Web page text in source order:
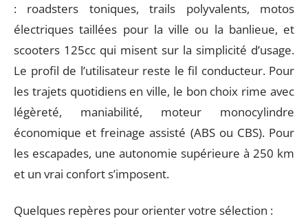
: roadsters toniques, trails polyvalents, motos
électriques taillées pour la ville ou la banlieue, et
scooters 125cc qui misent sur la simplicité d’usage.
Le profil de l’utilisateur reste le fil conducteur. Pour
les trajets quotidiens en ville, le bon choix rime avec
légèreté, maniabilité, moteur monocylindre
économique et freinage assisté (ABS ou CBS). Pour
les escapades, une autonomie supérieure à 250 km
et un vrai confort s’imposent.
Quelques repères pour orienter votre sélection :